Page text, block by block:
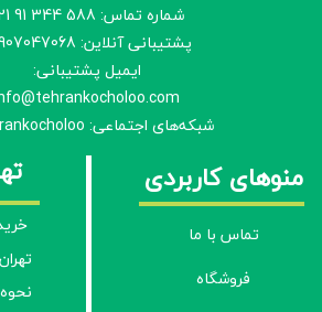
شماره تماس: 588 344 91 021
پشتیبانی آنلاین: 09907047068
ایمیل پشتیبانی:
شبکه‌های اجتماعی: tehrankocholoo
منوهای کاربردی
تماس با ما
فروشگاه